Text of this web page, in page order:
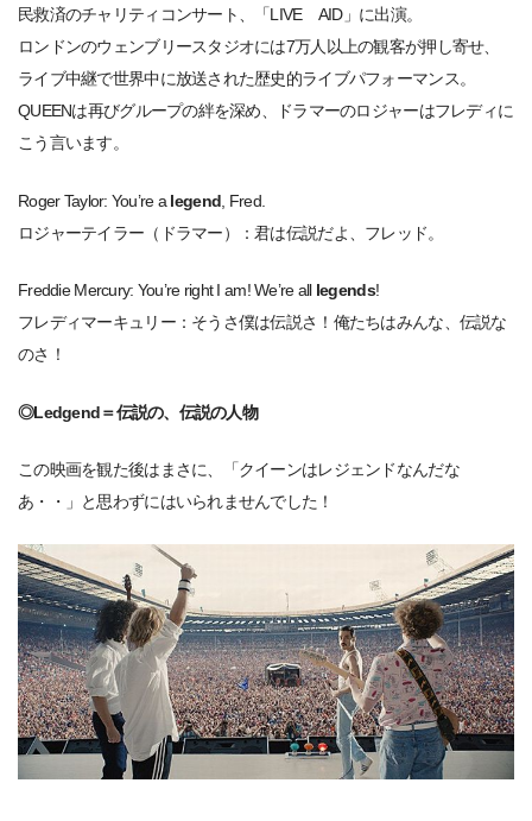
民救済のチャリティコンサート、「LIVE AID」に出演。
ロンドンのウェンブリースタジオには7万人以上の観客が押し寄せ、
ライブ中継で世界中に放送された歴史的ライブパフォーマンス。
QUEENは再びグループの絆を深め、ドラマーのロジャーはフレディに
こう言います。
Roger Taylor: You’re a legend , Fred.
ロジャーテイラー（ドラマー）：君は伝説だよ、フレッド。
Freddie Mercury: You’re right I am! We’re all legends!
フレディマーキュリー：そうさ僕は伝説さ！俺たちはみんな、伝説な
のさ！
◎Ledgend＝伝説の、伝説の人物
この映画を観た後はまさに、「クイーンはレジェンドなんだな
あ・・」と思わずにはいられませんでした！